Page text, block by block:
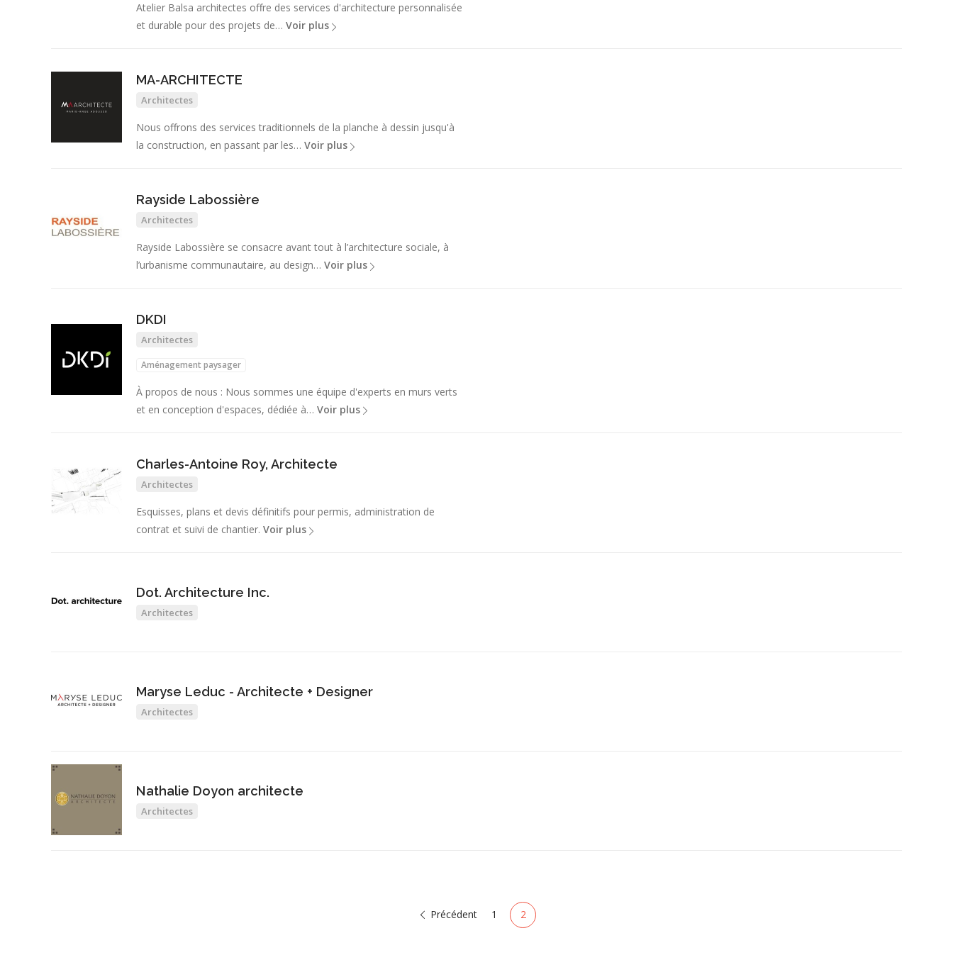
Atelier Balsa architectes offre des services d'architecture personnalisée
et durable pour des projets de… Voir plus
MA-ARCHITECTE
Architectes
Nous offrons des services traditionnels de la planche à dessin jusqu'à
la construction, en passant par les… Voir plus
Rayside Labossière
Architectes
Rayside Labossière se consacre avant tout à l’architecture sociale, à
l’urbanisme communautaire, au design… Voir plus
DKDI
Architectes
Aménagement paysager
À propos de nous : Nous sommes une équipe d'experts en murs verts
et en conception d'espaces, dédiée à… Voir plus
Charles-Antoine Roy, Architecte
Architectes
Esquisses, plans et devis définitifs pour permis, administration de
contrat et suivi de chantier. Voir plus
Dot. Architecture Inc.
Architectes
Maryse Leduc - Architecte + Designer
Architectes
Nathalie Doyon architecte
Architectes
Précédent 1 2